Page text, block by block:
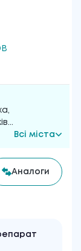
,
...
Всі міста
Аналоги